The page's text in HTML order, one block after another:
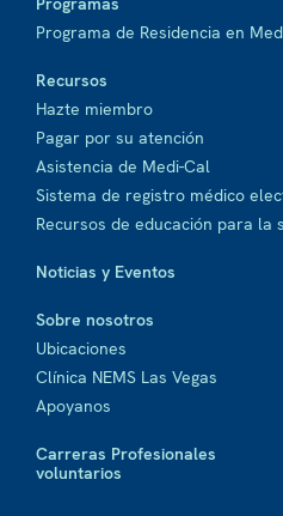
Programa de Residencia en
Recursos
Hazte miembro
Pagar por su atención
Asistencia de Medi-Cal
Sistema de registro médico
Recursos de educación para la
Noticias y Eventos
Sobre nosotros
Ubicaciones
Clínica NEMS Las Vegas
Apoyanos
Carreras Profesionales
voluntarios